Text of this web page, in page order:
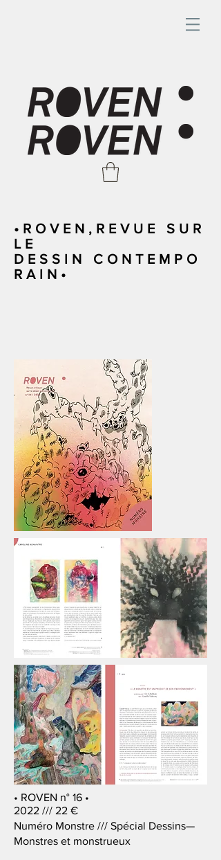
•ROVEN,REVUE SUR
LE
DESSIN CONTEMPO
RAIN•
• ROVEN n° 16 •
2022 /// 22 €
Numéro Monstre /// Spécial Dessins—
Monstres et monstrueux